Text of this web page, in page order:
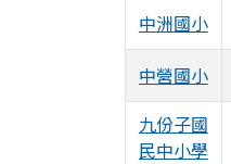
中洲國小
中營國小
九份子國
民中小學